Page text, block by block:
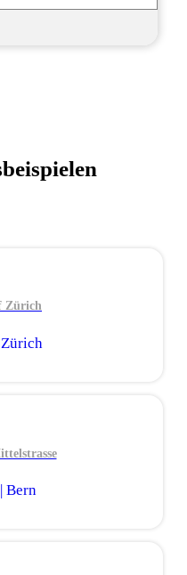
Zürich
Bern